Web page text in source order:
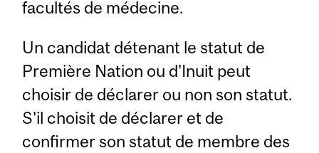
facultés de médecine.
Un candidat détenant le statut de
Première Nation ou d'Inuit peut
choisir de déclarer ou non son statut.
S'il choisit de déclarer et de
confirmer son statut de membre des